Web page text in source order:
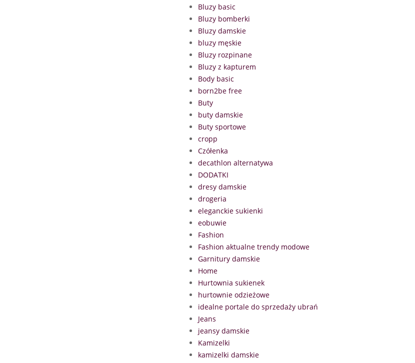
Bluzy basic
Bluzy bomberki
Bluzy damskie
bluzy męskie
Bluzy rozpinane
Bluzy z kapturem
Body basic
born2be free
Buty
buty damskie
Buty sportowe
cropp
Czółenka
decathlon alternatywa
DODATKI
dresy damskie
drogeria
eleganckie sukienki
eobuwie
Fashion
Fashion aktualne trendy modowe
Garnitury damskie
Home
Hurtownia sukienek
hurtownie odzieżowe
idealne portale do sprzedaży ubrań
Jeans
jeansy damskie
Kamizelki
kamizelki damskie